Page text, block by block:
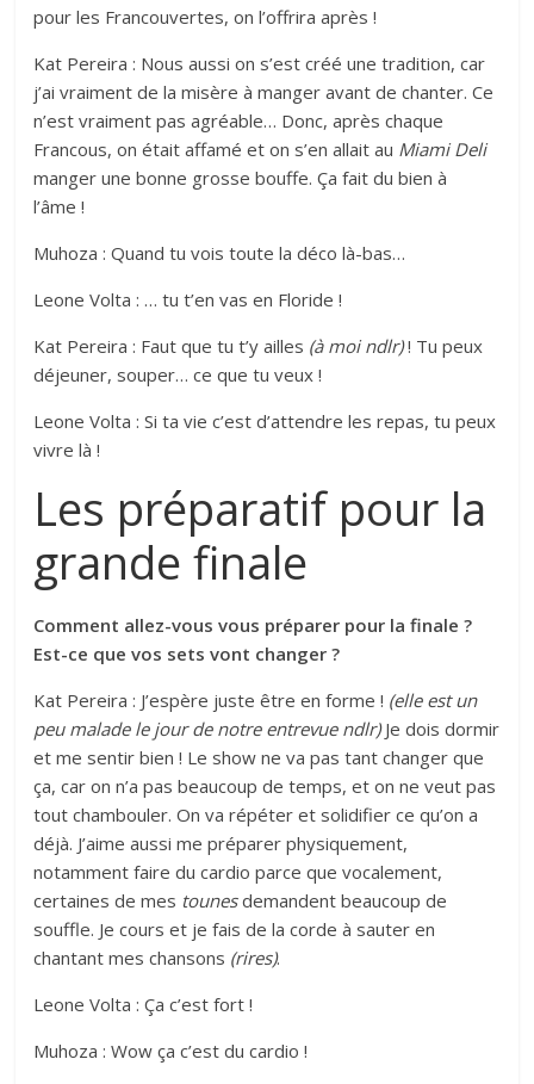
pour les Francouvertes, on l’offrira après !
Kat Pereira : Nous aussi on s’est créé une tradition, car
j’ai vraiment de la misère à manger avant de chanter. Ce
n’est vraiment pas agréable… Donc, après chaque
Francous, on était affamé et on s’en allait au Miami Deli
manger une bonne grosse bouffe. Ça fait du bien à
l’âme !
Muhoza : Quand tu vois toute la déco là-bas…
Leone Volta : … tu t’en vas en Floride !
Kat Pereira : Faut que tu t’y ailles (à moi ndlr)! Tu peux
déjeuner, souper… ce que tu veux !
Leone Volta : Si ta vie c’est d’attendre les repas, tu peux
vivre là !
Les préparatif pour la
grande finale
Comment allez-vous vous préparer pour la finale ?
Est-ce que vos sets vont changer ?
Kat Pereira : J’espère juste être en forme ! (elle est un
peu malade le jour de notre entrevue ndlr)Je dois dormir
et me sentir bien ! Le show ne va pas tant changer que
ça, car on n’a pas beaucoup de temps, et on ne veut pas
tout chambouler. On va répéter et solidifier ce qu’on a
déjà. J’aime aussi me préparer physiquement,
notamment faire du cardio parce que vocalement,
certaines de mes tounesdemandent beaucoup de
souffle. Je cours et je fais de la corde à sauter en
chantant mes chansons (rires).
Leone Volta : Ça c’est fort !
Muhoza : Wow ça c’est du cardio !